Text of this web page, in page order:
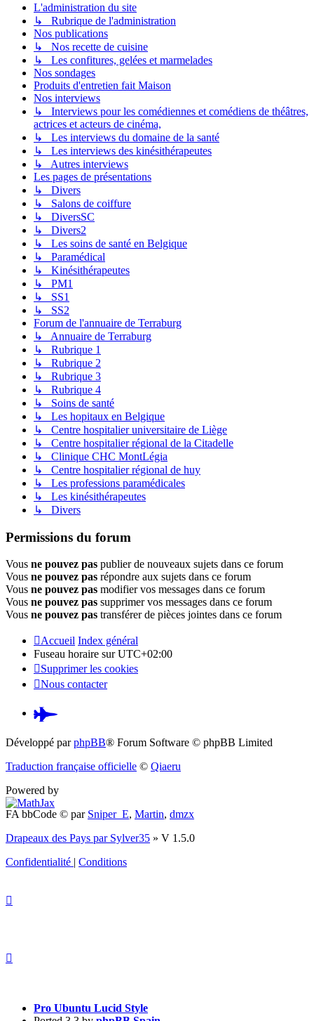
L'administration du site
↳ Rubrique de l'administration
Nos publications
↳ Nos recette de cuisine
↳ Les confitures, gelées et marmelades
Nos sondages
Produits d'entretien fait Maison
Nos interviews
↳ Interviews pour les comédiennes et comédiens de théâtres,
actrices et acteurs de cinéma,
↳ Les interviews du domaine de la santé
↳ Les interviews des kinésithérapeutes
↳ Autres interviews
Les pages de présentations
↳ Divers
↳ Salons de coiffure
↳ DiversSC
↳ Divers2
↳ Les soins de santé en Belgique
↳ Paramédical
↳ Kinésithérapeutes
↳ PM1
↳ SS1
↳ SS2
Forum de l'annuaire de Terraburg
↳ Annuaire de Terraburg
↳ Rubrique 1
↳ Rubrique 2
↳ Rubrique 3
↳ Rubrique 4
↳ Soins de santé
↳ Les hopitaux en Belgique
↳ Centre hospitalier universitaire de Liège
↳ Centre hospitalier régional de la Citadelle
↳ Clinique CHC MontLégia
↳ Centre hospitalier régional de huy
↳ Les professions paramédicales
↳ Les kinésithérapeutes
↳ Divers
Permissions du forum
Vous ne pouvez pas publier de nouveaux sujets dans ce forum
Vous ne pouvez pas répondre aux sujets dans ce forum
Vous ne pouvez pas modifier vos messages dans ce forum
Vous ne pouvez pas supprimer vos messages dans ce forum
Vous ne pouvez pas transférer de pièces jointes dans ce forum
Accueil Index général
Fuseau horaire surUTC+02:00
Supprimer les cookies
Nous contacter
Pardus.at
(S’ouvre
nouvel
Développé parphpBB® Forum Software © phpBB Limited
Traduction française officielle © Qiaeru
Powered by
FA bbCode © par Sniper_E, Martin, dmzx
Drapeaux des Pays par Sylver35 » V 1.5.0
Confidentialité | Conditions
Pro Ubuntu Lucid Style